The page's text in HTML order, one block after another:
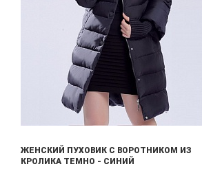
ЖЕНСКИЙ ПУХОВИК С ВОРОТНИКОМ ИЗ
КРОЛИКА ТЕМНО - СИНИЙ